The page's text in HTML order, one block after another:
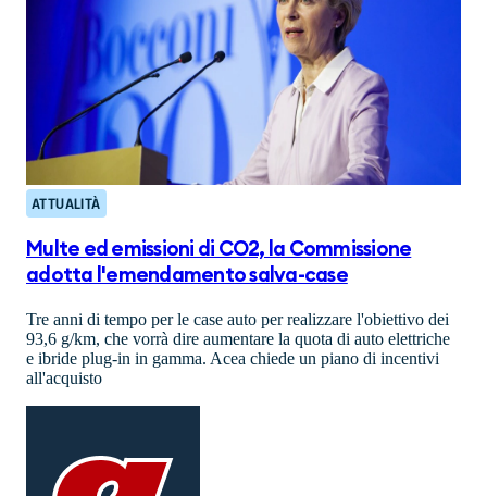
ATTUALITÀ
Multe ed emissioni di CO2, la Commissione
adotta l'emendamento salva-case
Tre anni di tempo per le case auto per realizzare l'obiettivo dei
93,6 g/km, che vorrà dire aumentare la quota di auto elettriche
e ibride plug-in in gamma. Acea chiede un piano di incentivi
all'acquisto